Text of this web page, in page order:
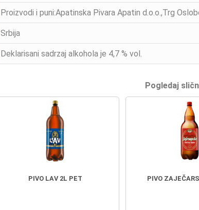
Proizvodi i puni:Apatinska Pivara Apatin d.o.o.,Trg
Srbija
Deklarisani sadrzaj alkohola je 4,7 % vol.
Pogledaj
PIVO LAV 2L PET PIVO